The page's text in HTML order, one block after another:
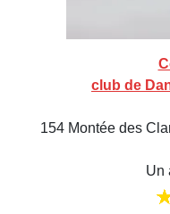
club de
154 Montée des
Un